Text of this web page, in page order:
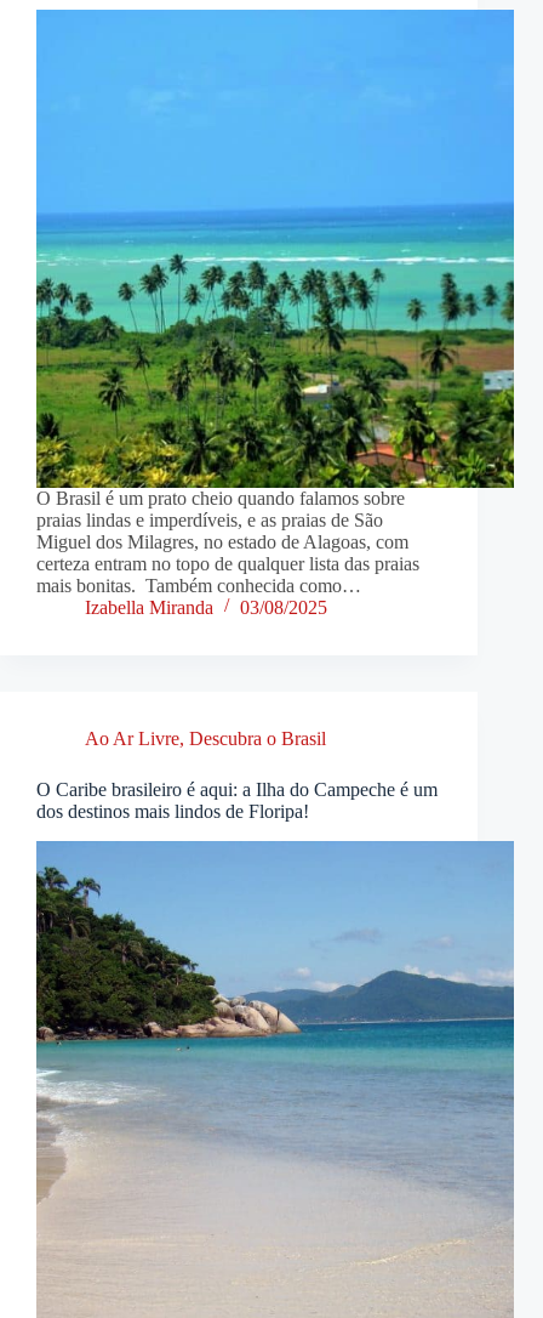
O Brasil é um prato cheio quando falamos sobre
praias lindas e imperdíveis, e as praias de São
Miguel dos Milagres, no estado de Alagoas, com
certeza entram no topo de qualquer lista das praias
mais bonitas. Também conhecida como…
Izabella Miranda
03/08/2025
Ao Ar Livre, Descubra o Brasil
O Caribe brasileiro é aqui: a Ilha do Campeche é um
dos destinos mais lindos de Floripa!